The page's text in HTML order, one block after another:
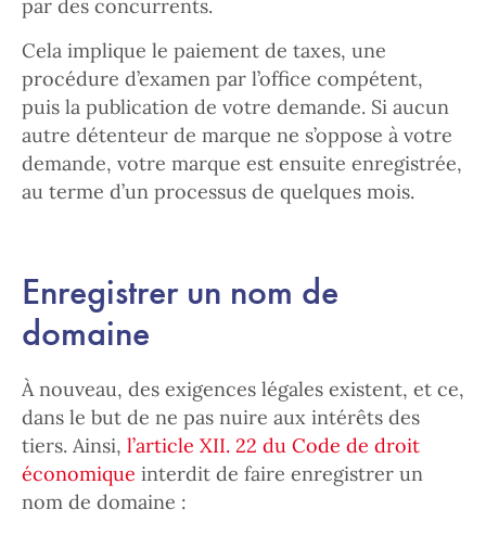
par des concurrents.
Cela implique le paiement de taxes, une
procédure d’examen par l’office compétent,
puis la publication de votre demande. Si aucun
autre détenteur de marque ne s’oppose à votre
demande, votre marque est ensuite enregistrée,
au terme d’un processus de quelques mois.
Enregistrer un nom de
domaine
À nouveau, des exigences légales existent, et ce,
dans le but de ne pas nuire aux intérêts des
tiers. Ainsi, l’article XII. 22 du Code de droit
économique interdit de faire enregistrer un
nom de domaine :